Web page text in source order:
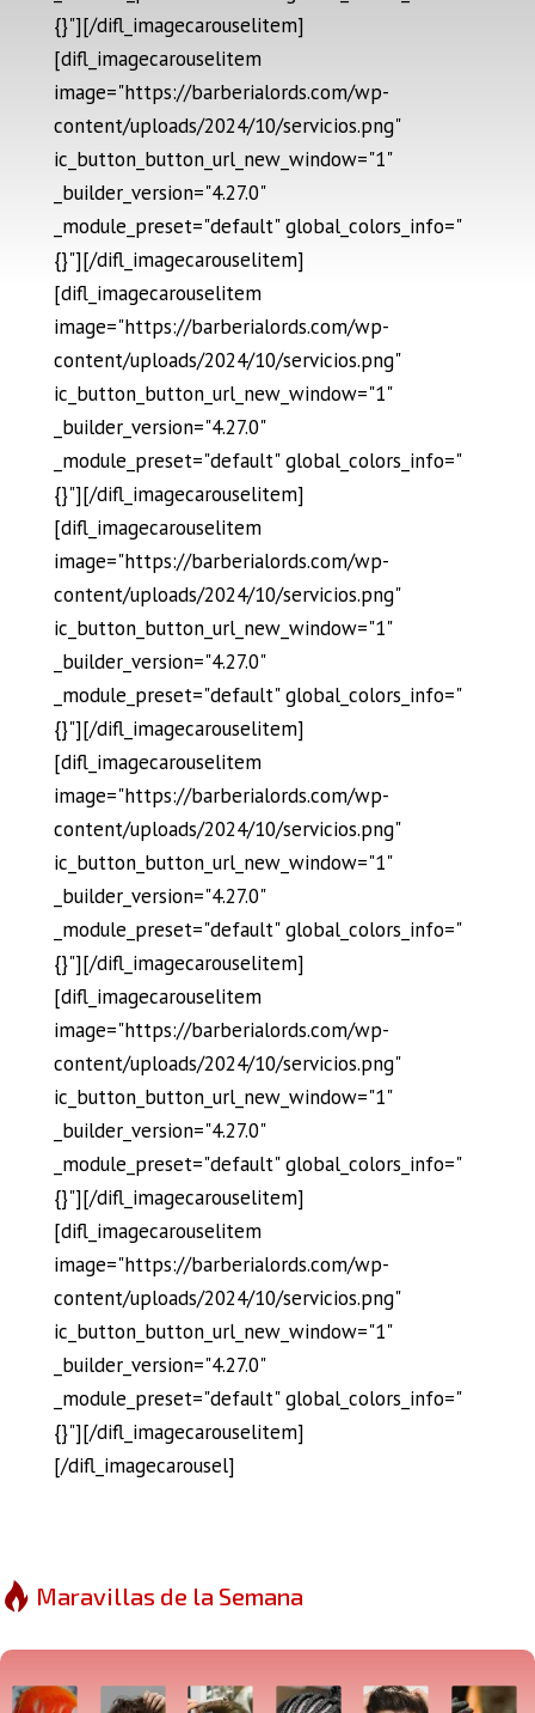
{}"][/difl_imagecarouselitem]
[difl_imagecarouselitem
image="https://barberialords.com/wp-
content/uploads/2024/10/servicios.png"
ic_button_button_url_new_window="1"
_builder_version="4.27.0"
_module_preset="default" global_colors_info="
{}"][/difl_imagecarouselitem]
[difl_imagecarouselitem
image="https://barberialords.com/wp-
content/uploads/2024/10/servicios.png"
ic_button_button_url_new_window="1"
_builder_version="4.27.0"
_module_preset="default" global_colors_info="
{}"][/difl_imagecarouselitem]
[difl_imagecarouselitem
image="https://barberialords.com/wp-
content/uploads/2024/10/servicios.png"
ic_button_button_url_new_window="1"
_builder_version="4.27.0"
_module_preset="default" global_colors_info="
{}"][/difl_imagecarouselitem]
[difl_imagecarouselitem
image="https://barberialords.com/wp-
content/uploads/2024/10/servicios.png"
ic_button_button_url_new_window="1"
_builder_version="4.27.0"
_module_preset="default" global_colors_info="
{}"][/difl_imagecarouselitem]
[difl_imagecarouselitem
image="https://barberialords.com/wp-
content/uploads/2024/10/servicios.png"
ic_button_button_url_new_window="1"
_builder_version="4.27.0"
_module_preset="default" global_colors_info="
{}"][/difl_imagecarouselitem]
[difl_imagecarouselitem
image="https://barberialords.com/wp-
content/uploads/2024/10/servicios.png"
ic_button_button_url_new_window="1"
_builder_version="4.27.0"
_module_preset="default" global_colors_info="
{}"][/difl_imagecarouselitem]
[/difl_imagecarousel]
Maravillas de la Semana